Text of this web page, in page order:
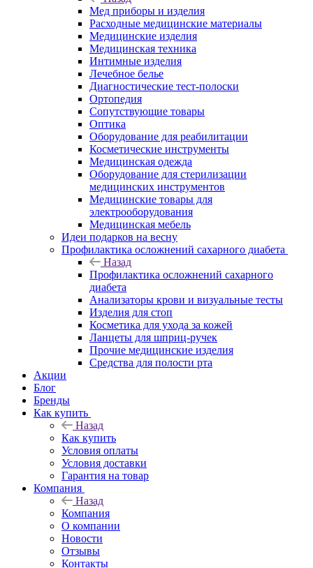
Мед приборы и изделия
Расходные медицинские материалы
Медицинские изделия
Медицинская техника
Интимные изделия
Лечебное белье
Диагностические тест-полоски
Ортопедия
Сопутствующие товары
Оптика
Оборудование для реабилитации
Косметические инструменты
Медицинская одежда
Оборудование для стерилизации
медицинских инструментов
Медицинские товары для
электрооборудования
Медицинская мебель
Идеи подарков на весну
Профилактика осложнений сахарного диабета
Назад
Профилактика осложнений сахарного
диабета
Анализаторы крови и визуальные тесты
Изделия для стоп
Косметика для ухода за кожей
Ланцеты для шприц-ручек
Прочие медицинские изделия
Средства для полости рта
Акции
Блог
Бренды
Как купить
Назад
Как купить
Условия оплаты
Условия доставки
Гарантия на товар
Компания
Назад
Компания
О компании
Новости
Отзывы
Контакты